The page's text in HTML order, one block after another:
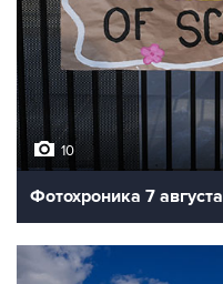
10
Фотохроника 7 августа